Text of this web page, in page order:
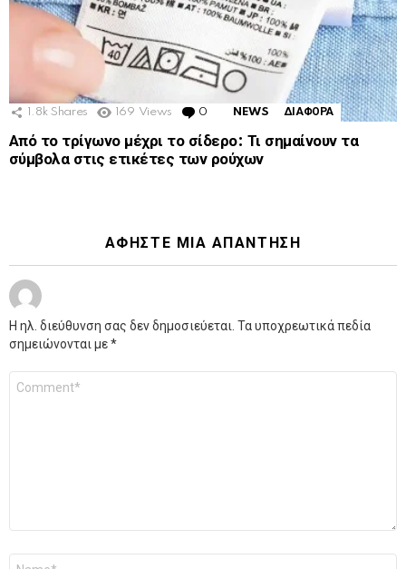
1.8k Shares 169 Views 0 Comments
NEWS ΔΙΑΦΟΡΑ
Από το τρίγωνο μέχρι το σίδερο: Τι σημαίνουν τα
σύμβολα στις ετικέτες των ρούχων
ΑΦΉΣΤΕ ΜΙΑ ΑΠΆΝΤΗΣΗ
Η ηλ. διεύθυνση σας δεν δημοσιεύεται. Τα υποχρεωτικά πεδία
σημειώνονται με*